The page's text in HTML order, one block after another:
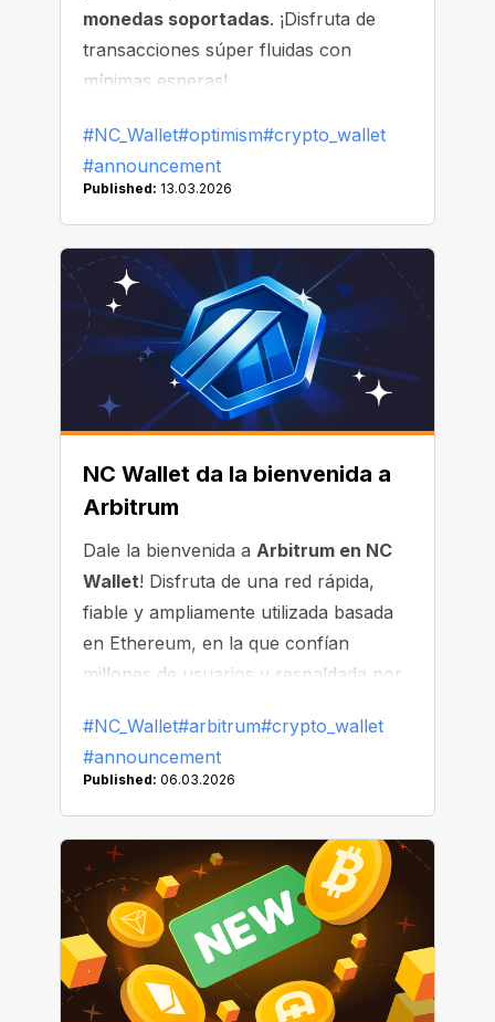
monedas soportadas. ¡Disfruta de
transacciones súper fluidas con
mínimas esperas!
#NC_Wallet#optimism#crypto_wallet
#announcement
Published: 13.03.2026
NC Wallet da la bienvenida a
Arbitrum
Dale la bienvenida a Arbitrum en NC
Wallet! Disfruta de una red rápida,
fiable y ampliamente utilizada basada
en Ethereum, en la que confían
millones de usuarios y respaldada por
y tokens.
#NC_Wallet#arbitrum#crypto_wallet
#announcement
Published: 06.03.2026